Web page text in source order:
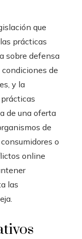
que
prácticas
sobre defensa
de
y la
de una oferta
de
o
online
las